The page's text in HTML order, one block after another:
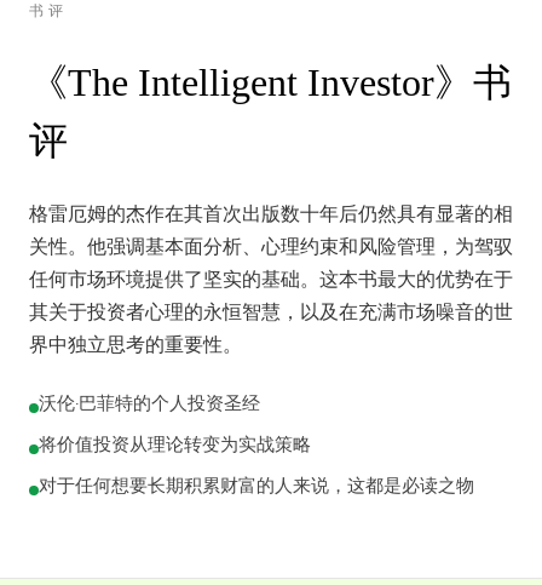
书评
《The Intelligent Investor》书
评
格雷厄姆的杰作在其首次出版数十年后仍然具有显著的相
关性。他强调基本面分析、心理约束和风险管理，为驾驭
任何市场环境提供了坚实的基础。这本书最大的优势在于
其关于投资者心理的永恒智慧，以及在充满市场噪音的世
界中独立思考的重要性。
沃伦·巴菲特的个人投资圣经
将价值投资从理论转变为实战策略
对于任何想要长期积累财富的人来说，这都是必读之物